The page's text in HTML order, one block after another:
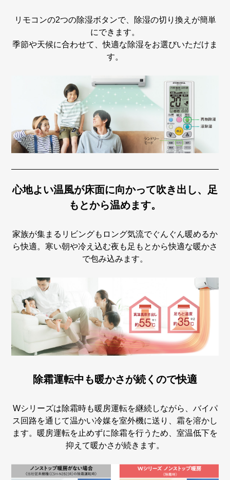
リモコンの2つの除湿ボタンで、除湿の切り換えが簡単
にできます。
季節や天候に合わせて、快適な除湿をお選びいただけま
す。
心地よい温風が床面に向かって吹き出し、足
もとから温めます。
家族が集まるリビングもロング気流でぐんぐん暖めるか
ら快適。寒い朝や冷え込む夜も足もとから快適な暖かさ
で包み込みます。
除霜運転中も暖かさが続くので快適
Wシリーズは除霜時も暖房運転を継続しながら、バイパ
ス回路を通じて温かい冷媒を室外機に送り、霜を溶かし
ます。暖房運転を止めずに除霜を行うため、室温低下を
抑えて暖かさが続きます。